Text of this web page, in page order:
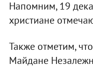
Напомним, 19
христиане
Также отметим,
Майдане